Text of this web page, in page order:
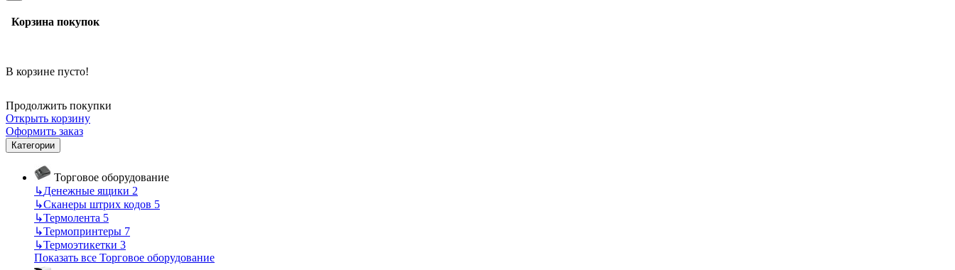
Корзина покупок
В корзине пусто!
Продолжить покупки
Открыть корзину
Оформить заказ
Категории
Торговое оборудование
↳Денежные ящики 2
↳Сканеры штрих кодов 5
↳Термолента 5
↳Термопринтеры 7
↳Термоэтикетки 3
Показать все Торговое оборудование